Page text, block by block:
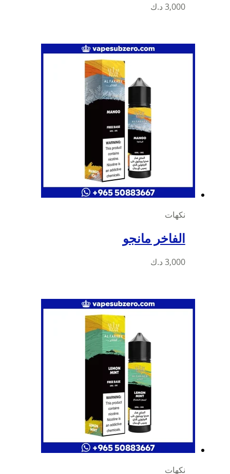
3,000 د.ك
نكهات
الفاخر مانجو
3,000 د.ك
نكهات